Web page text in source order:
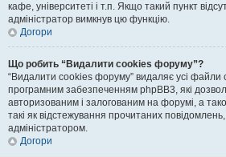
кафе, університеті і т.п. Якщо такий пункт
адміністратор вимкнув цю функцію.
Догори
Що робить “Видалити cookies форуму”?
“Видалити cookies форуму” видаляє усі файли
програмним забезпеченням phpBB3, які
авторизованим і залогованим на форумі, а
такі як відстежування прочитаних
адміністратором.
Догори